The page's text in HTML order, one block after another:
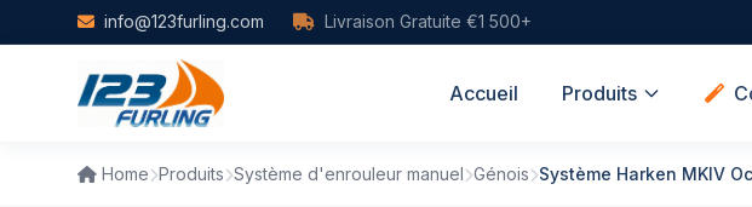
Skip to main content
info@123furling.com Livraison Gratuite €1 500+
Accueil Produits
Home Produits Système d'enrouleur manuel Génois Système Harken MKIV